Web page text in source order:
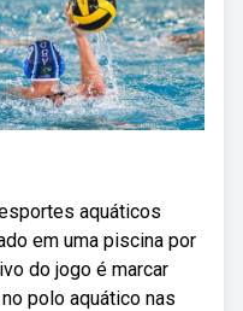
aquáticos
em uma piscina por
do jogo é marcar
polo aquático nas